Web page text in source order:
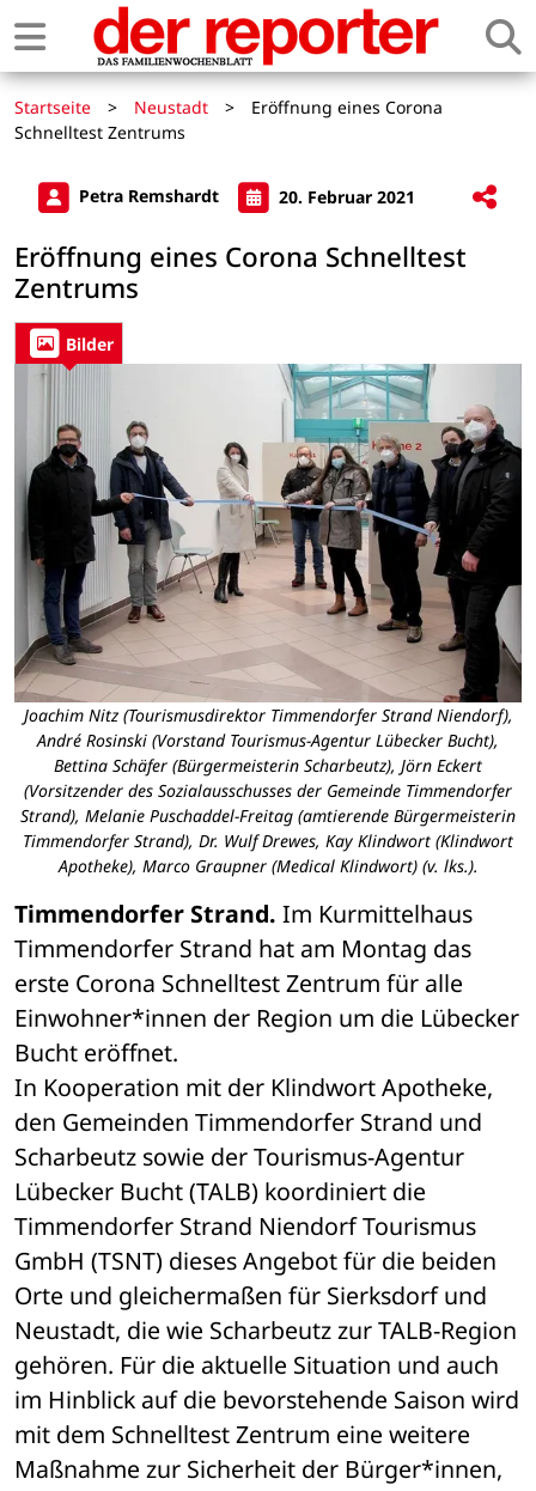
Startseite > Neustadt >
Eröffnung eines Corona
Schnelltest Zentrums
Petra Remshardt 20. Februar 2021
Eröffnung eines Corona Schnelltest
Zentrums
Bilder
Joachim Nitz (Tourismusdirektor Timmendorfer Strand Niendorf),
André Rosinski (Vorstand Tourismus-Agentur Lübecker Bucht),
Bettina Schäfer (Bürgermeisterin Scharbeutz), Jörn Eckert
(Vorsitzender des Sozialausschusses der Gemeinde Timmendorfer
Strand), Melanie Puschaddel-Freitag (amtierende Bürgermeisterin
Timmendorfer Strand), Dr. Wulf Drewes, Kay Klindwort (Klindwort
Apotheke), Marco Graupner (Medical Klindwort) (v. lks.).
Timmendorfer Strand. Im Kurmittelhaus
Timmendorfer Strand hat am Montag das
erste Corona Schnelltest Zentrum für alle
Einwohner*innen der Region um die Lübecker
Bucht eröffnet.
In Kooperation mit der Klindwort Apotheke,
den Gemeinden Timmendorfer Strand und
Scharbeutz sowie der Tourismus-Agentur
Lübecker Bucht (TALB) koordiniert die
Timmendorfer Strand Niendorf Tourismus
GmbH (TSNT) dieses Angebot für die beiden
Orte und gleichermaßen für Sierksdorf und
Neustadt, die wie Scharbeutz zur TALB-Region
gehören. Für die aktuelle Situation und auch
im Hinblick auf die bevorstehende Saison wird
mit dem Schnelltest Zentrum eine weitere
Maßnahme zur Sicherheit der Bürger*innen,